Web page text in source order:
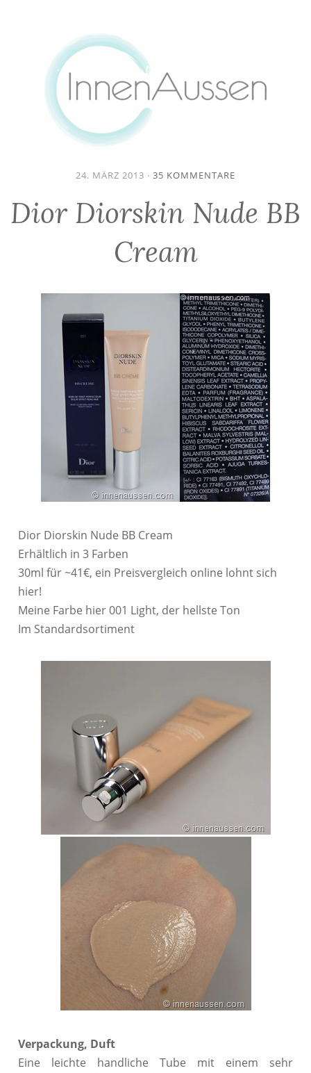
24. MÄRZ 2013 · 35 KOMMENTARE
Dior Diorskin Nude BB
Cream
Dior Diorskin Nude BB Cream
Erhältlich in 3 Farben
30ml für ~41€, ein Preisvergleich online lohnt sich
hier!
Meine Farbe hier 001 Light, der hellste Ton
Im Standardsortiment
Verpackung, Duft
Eine leichte handliche Tube mit einem sehr